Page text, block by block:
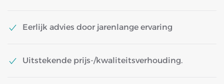
Eerlijk advies door jarenlange ervaring
Uitstekende prijs-/kwaliteitsverhouding.